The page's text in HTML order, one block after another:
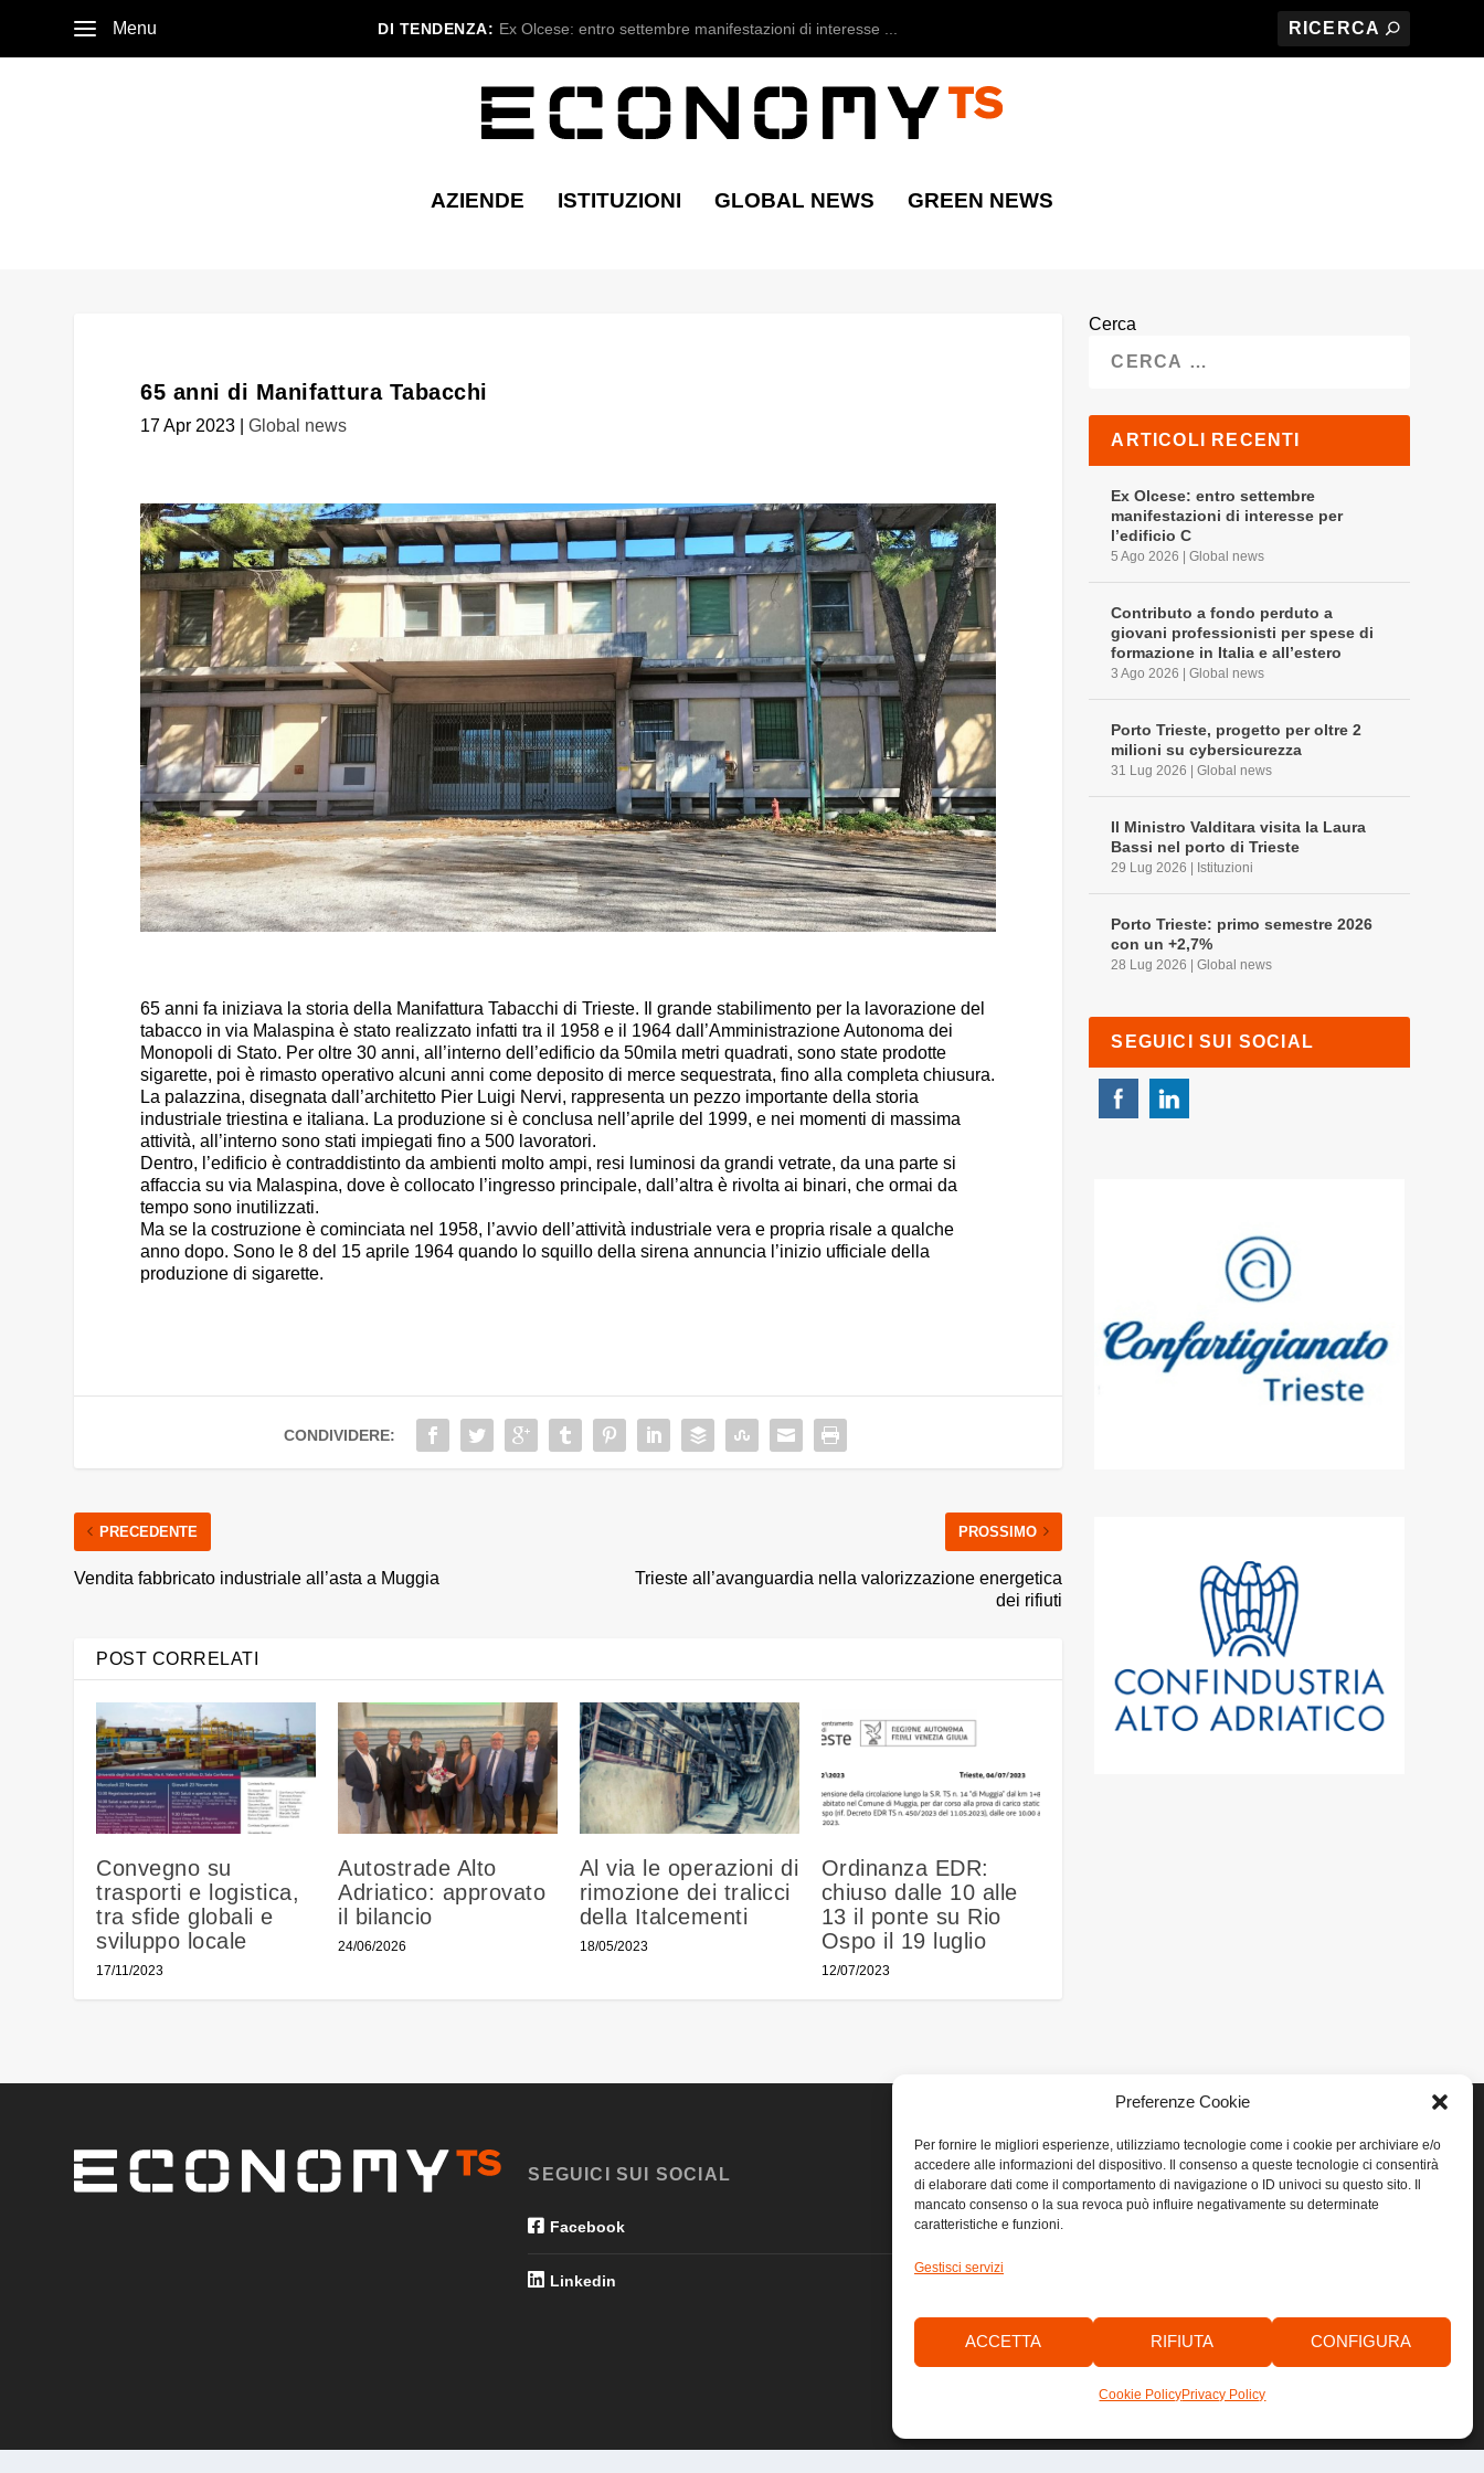
Preferenze Cookie
Per fornire le migliori esperienze, utilizziamo tecnologie come i cookie per archiviare e/o
accedere alle informazioni del dispositivo. Il consenso a queste tecnologie ci consentirà
di elaborare dati come il comportamento di navigazione o ID univoci su questo sito. Il
mancato consenso o la sua revoca può influire negativamente su determinate
caratteristiche e funzioni.
Gestisci servizi
ACCETTA RIFIUTA CONFIGURA
Cookie PolicyPrivacy Policy
Menu DI TENDENZA: Ex Olcese: entro settembre manifestazioni di interesse ...
AZIENDE ISTITUZIONI GLOBAL NEWS GREEN NEWS
65 anni di Manifattura Tabacchi
17 Apr 2023 |Global news
65 anni fa iniziava la storia della Manifattura Tabacchi di Trieste. Il grande stabilimento per la lavorazione del
tabacco in via Malaspina è stato realizzato infatti tra il 1958 e il 1964 dall’Amministrazione Autonoma dei
Monopoli di Stato. Per oltre 30 anni, all’interno dell’edificio da 50mila metri quadrati, sono state prodotte
sigarette, poi è rimasto operativo alcuni anni come deposito di merce sequestrata, fino alla completa chiusura.
La palazzina, disegnata dall’architetto Pier Luigi Nervi, rappresenta un pezzo importante della storia
industriale triestina e italiana. La produzione si è conclusa nell’aprile del 1999, e nei momenti di massima
attività, all’interno sono stati impiegati fino a 500 lavoratori.
Dentro, l’edificio è contraddistinto da ambienti molto ampi, resi luminosi da grandi vetrate, da una parte si
affaccia su via Malaspina, dove è collocato l’ingresso principale, dall’altra è rivolta ai binari, che ormai da
tempo sono inutilizzati.
Ma se la costruzione è cominciata nel 1958, l’avvio dell’attività industriale vera e propria risale a qualche
anno dopo. Sono le 8 del 15 aprile 1964 quando lo squillo della sirena annuncia l’inizio ufficiale della
produzione di sigarette.
CONDIVIDERE:
PRECEDENTE
Vendita fabbricato industriale all’asta a Muggia
PROSSIMO
Trieste all’avanguardia nella valorizzazione energetica
dei rifiuti
POST CORRELATI
Convegno su
trasporti e logistica,
tra sfide globali e
sviluppo locale
17/11/2023
Autostrade Alto
Adriatico: approvato
il bilancio
24/06/2026
Al via le operazioni di
rimozione dei tralicci
della Italcementi
18/05/2023
Ordinanza EDR:
chiuso dalle 10 alle
13 il ponte su Rio
Ospo il 19 luglio
12/07/2023
Cerca
ARTICOLI RECENTI
Ex Olcese: entro settembre
manifestazioni di interesse per
l’edificio C
5 Ago 2026 |Global news
Contributo a fondo perduto a
giovani professionisti per spese di
formazione in Italia e all’estero
3 Ago 2026 |Global news
Porto Trieste, progetto per oltre 2
milioni su cybersicurezza
31 Lug 2026 |Global news
Il Ministro Valditara visita la Laura
Bassi nel porto di Trieste
29 Lug 2026 Istituzioni
Porto Trieste: primo semestre 2026
con un +2,7%
28 Lug 2026 |Global news
SEGUICI SUI SOCIAL
SEGUICI SUI SOCIAL
Facebook
Linkedin
LINK UTILI
Home
Cookie